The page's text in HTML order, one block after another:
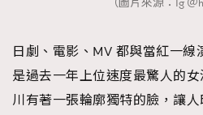
日劇、電影、MV 都與當紅一
是過去一年上位速度最驚人的
川有著一張輪廓獨特的臉，讓